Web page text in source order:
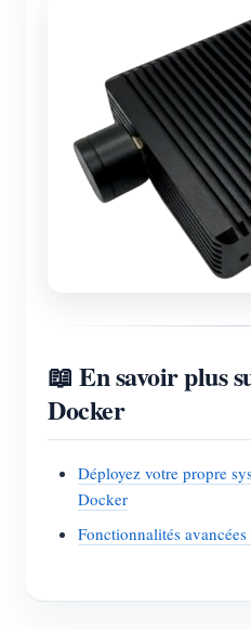
📖 En savoir plus
Docker
Déployez votre propre
Docker
Fonctionnalités